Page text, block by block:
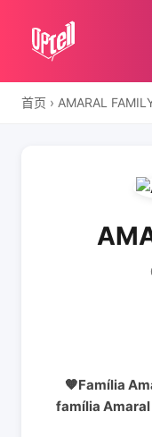
首页 › AMARAL
🧡Família
família Amaral